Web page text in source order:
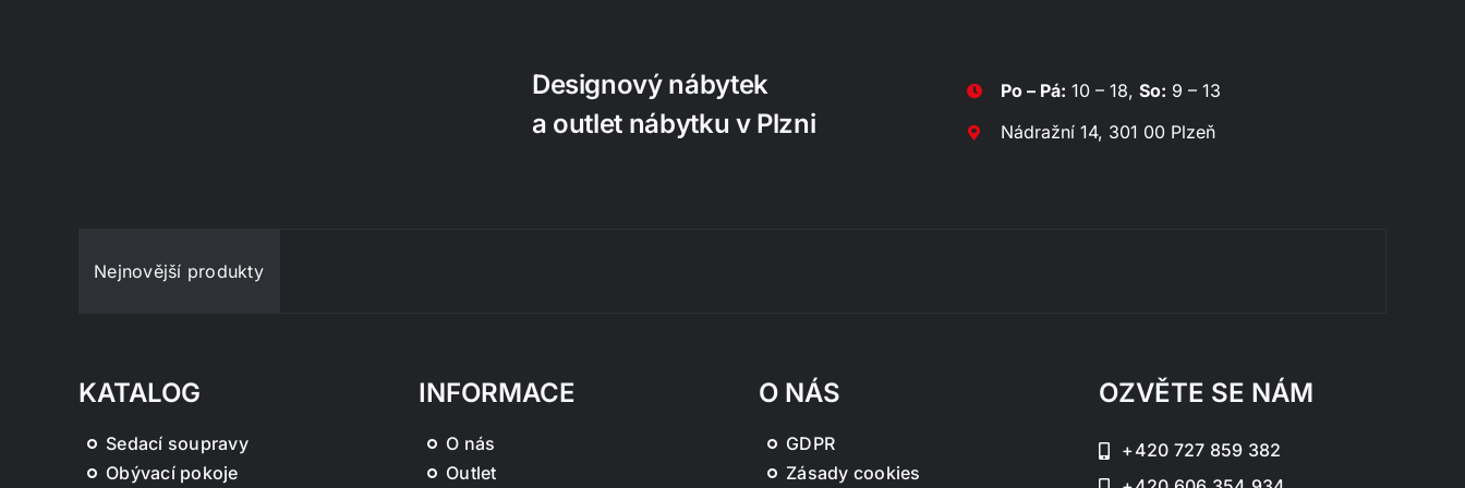
Designový nábytek
a outlet nábytku v Plzni
Po – Pá: 10 – 18,So: 9 – 13
Nádražní 14, 301 00 Plzeň
Nejnovější produkty
KATALOG
Sedací soupravy
Obývací pokoje
INFORMACE
O nás
Outlet
O NÁS
GDPR
Zásady cookies
OZVĚTE SE NÁM
+420 727 859 382